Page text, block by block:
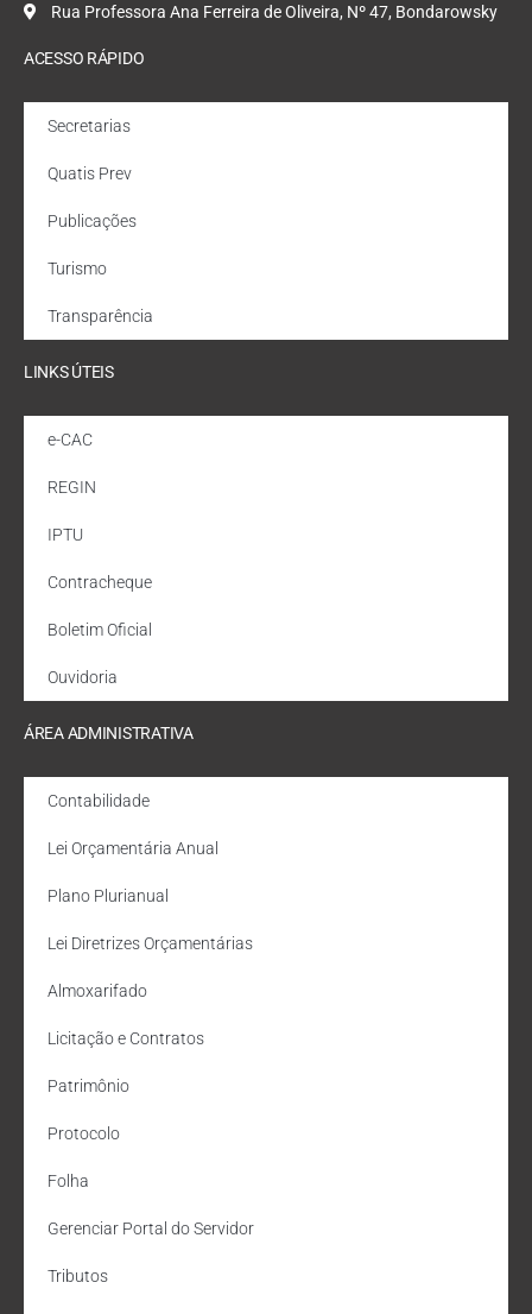
Rua Professora Ana Ferreira de Oliveira, Nº 47, Bondarowsky
ACESSO RÁPIDO
Secretarias
Quatis Prev
Publicações
Turismo
Transparência
LINKS ÚTEIS
e-CAC
REGIN
IPTU
Contracheque
Boletim Oficial
Ouvidoria
ÁREA ADMINISTRATIVA
Contabilidade
Lei Orçamentária Anual
Plano Plurianual
Lei Diretrizes Orçamentárias
Almoxarifado
Licitação e Contratos
Patrimônio
Protocolo
Folha
Gerenciar Portal do Servidor
Tributos